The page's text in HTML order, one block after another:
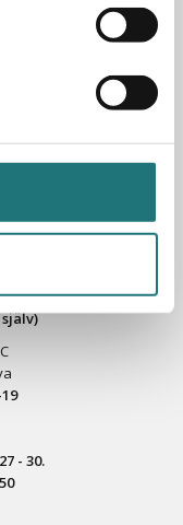
här
121
- 30.
0